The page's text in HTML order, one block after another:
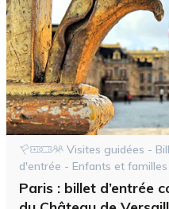
Visites guidées -
d'entrée - Enfants et familles
Paris : billet d’entrée